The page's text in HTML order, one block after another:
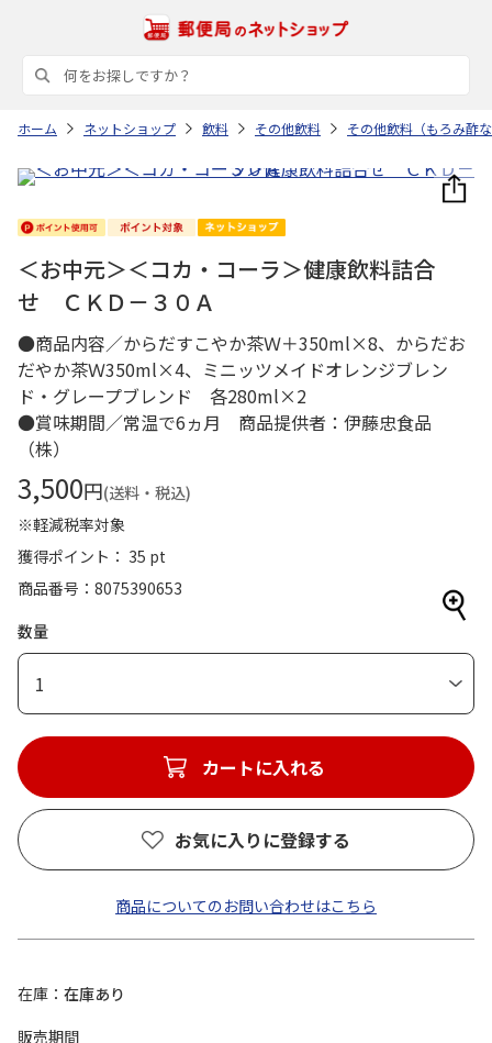
ホーム ネットショップ 飲料 その他飲料 その他飲料（もろみ酢
＜お中元＞＜コカ・コーラ＞健康飲料詰合
せ ＣＫＤ－３０Ａ
●商品内容／からだすこやか茶Ｗ＋350ml×8、からだお
だやか茶Ｗ350ml×4、ミニッツメイドオレンジブレン
ド・グレープブレンド 各280ml×2
●賞味期間／常温で6ヵ月 商品提供者：伊藤忠食品
（株）
3,500円(送料・税込)
※軽減税率対象
獲得ポイント： 35 pt
商品番号
8075390653
数量
1
カートに入れる
お気に入りに登録する
商品についてのお問い合わせはこちら
在庫
在庫あり
販売期間